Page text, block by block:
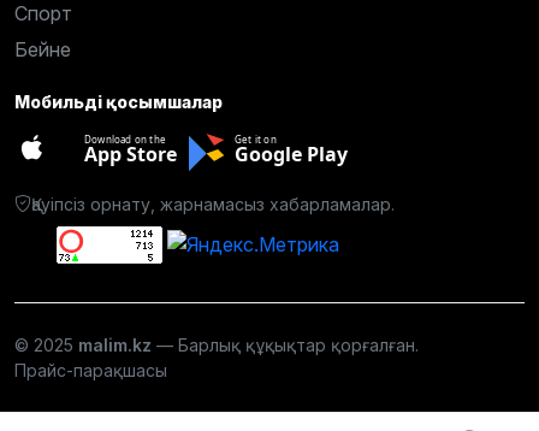
Спорт
Бейне
Мобильді қосымшалар
Download on the
App Store
Get it on
Google Play
Қауіпсіз орнату, жарнамасыз хабарламалар.
© 2025 malim.kz — Барлық құқықтар қорғалған.
Прайс-парақшасы